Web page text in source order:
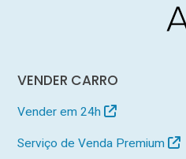
VENDER CARRO
Vender em 24h
Serviço de Venda Premium